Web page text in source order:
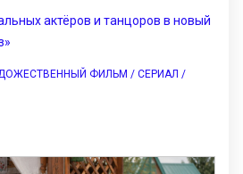
актёров и танцоров в новый
ФИЛЬМ / СЕРИАЛ /